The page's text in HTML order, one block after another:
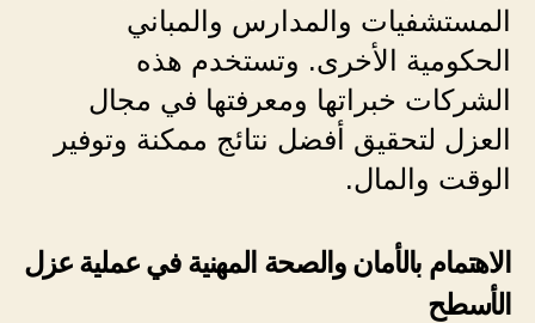
المستشفيات والمدارس والمباني
الحكومية الأخرى. وتستخدم هذه
الشركات خبراتها ومعرفتها في مجال
العزل لتحقيق أفضل نتائج ممكنة وتوفير
الوقت والمال.
الاهتمام بالأمان والصحة المهنية في عملية عزل
الأسطح